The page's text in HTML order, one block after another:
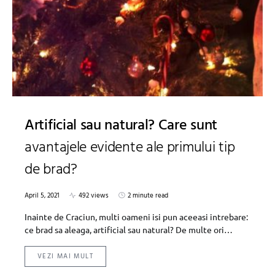
Artificial sau natural? Care sunt
avantajele evidente ale primului tip
de brad?
April 5, 2021 492 views
2 minute read
Inainte de Craciun, multi oameni isi pun aceeasi intrebare:
ce brad sa aleaga, artificial sau natural? De multe ori…
VEZI MAI MULT